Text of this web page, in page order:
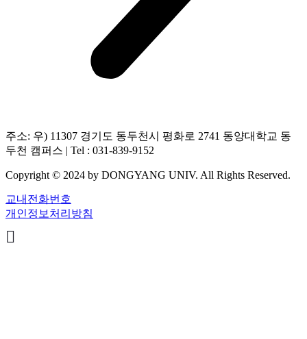
주소: 우) 11307 경기도 동두천시 평화로 2741 동양대학교 동
두천 캠퍼스 | Tel : 031-839-9152
Copyright © 2024 by DONGYANG UNIV. All Rights Reserved.
교내전화번호
개인정보처리방침